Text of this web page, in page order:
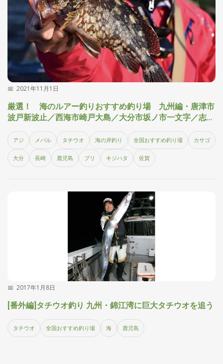
2021年11月1日
厳選！ 海のルアー釣りおすすめ釣り場 九州編・唐津市
波戸新波止／西海市崎戸大島／大分市坂ノ市一文字／志布
アジ メバル タチウオ 海の岸釣り 全国おすすめ釣り場 カサゴ
大分 長崎 鹿児島 ブリ キジハタ 佐賀
2017年1月8日
[番外編]タチウオ釣り 九州・錦江湾に巨大タチウオを追う
タチウオ 全国おすすめ釣り場 海 鹿児島